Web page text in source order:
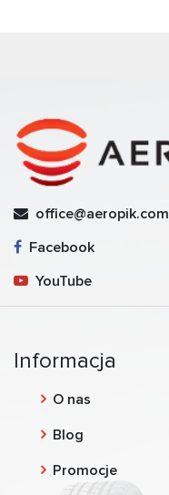
office@aeropik.com
Facebook
YouTube
Informacja
O nas
Blog
Promocje